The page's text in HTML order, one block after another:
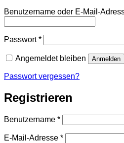
Benutzername oder E-Mail-
Passwort*Erforderlich
Angemeldet bleiben Anmelden
Passwort vergessen?
Registrieren
Benutzername *Erforderlich
E-Mail-Adresse *Erforderlich